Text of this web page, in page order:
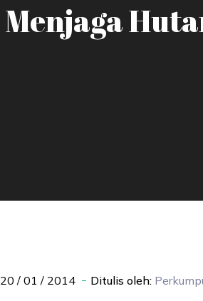
Menjaga
20 / 01 / 2014 Ditulis oleh: